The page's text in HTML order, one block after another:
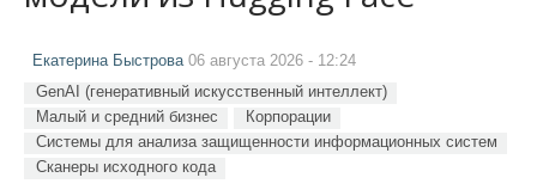
Екатерина Быстрова 06 августа 2026 - 12:24
GenAI (генеративный искусственный интеллект)
Малый и средний бизнес
Корпорации
Системы для анализа защищенности информационных систем
Сканеры исходного кода